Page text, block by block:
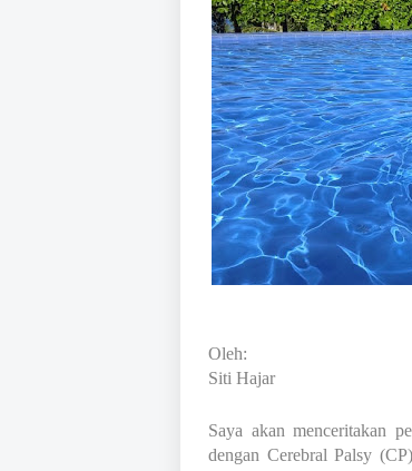
Oleh:
Siti Hajar
Saya akan menceritakan
dengan Cerebral Palsy